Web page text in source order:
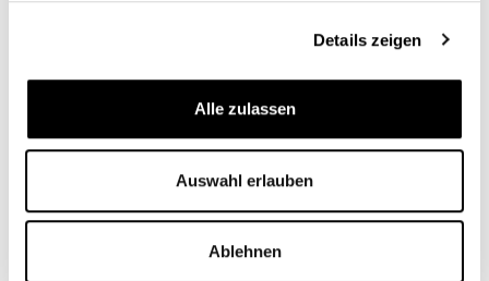
Details zeigen
Alle zulassen
Auswahl erlauben
Ablehnen